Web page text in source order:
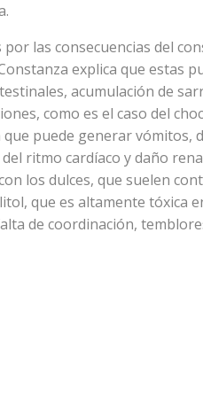
las consecuencias del
explica que estas
acumulación de
como es el caso del
puede generar vómitos,
ritmo cardíaco y daño
los dulces, que suelen
que es altamente tóxica
de coordinación,